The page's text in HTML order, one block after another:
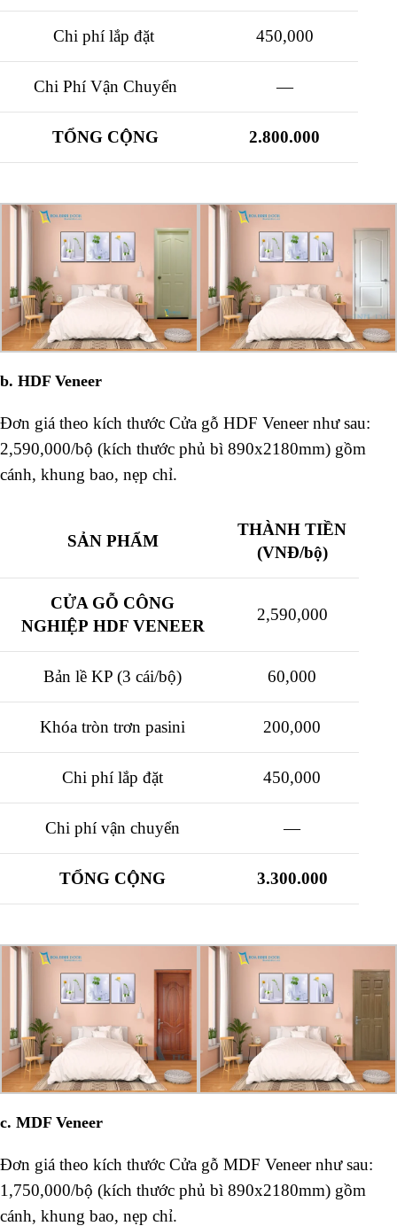
Chi phí lắp đặt 450,000
Chi Phí Vận Chuyển —
TỔNG CỘNG 2.800.000
b. HDF Veneer
Đơn giá theo kích thước Cửa gỗ HDF Veneer như sau:
2,590,000/bộ (kích thước phủ bì 890x2180mm) gồm
cánh, khung bao, nẹp chỉ.
SẢN PHẨM
THÀNH TIỀN
(VNĐ/bộ)
CỬA GỖ CÔNG
NGHIỆP HDF VENEER
2,590,000
Bản lề KP (3 cái/bộ) 60,000
Khóa tròn trơn pasini 200,000
Chi phí lắp đặt 450,000
Chi phí vận chuyển —
TỔNG CỘNG 3.300.000
c. MDF Veneer
Đơn giá theo kích thước Cửa gỗ MDF Veneer như sau:
1,750,000/bộ (kích thước phủ bì 890x2180mm) gồm
cánh, khung bao, nẹp chỉ.